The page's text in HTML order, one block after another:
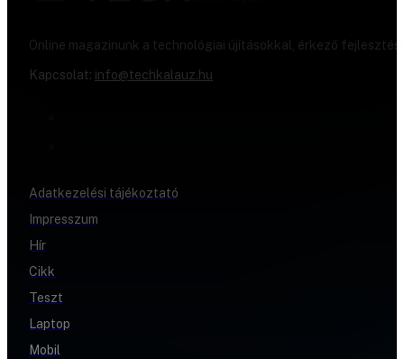
Online magazinunk a technológiai újításokkal, érkező
Kapcsolat: info@techkalauz.hu
Adatkezelési tájékoztató
Impresszum
Hír
Cikk
Teszt
Laptop
Mobil